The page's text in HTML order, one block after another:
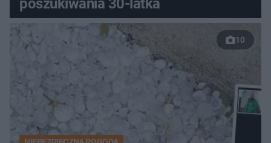
10